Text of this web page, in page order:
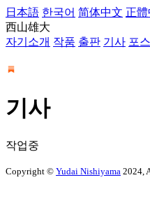
日本語 한국어 简体中文 正
西山雄大
자기소개 작품 출판 기사 포
기사
작업중
Copyright © Yudai Nishiyama 2024,